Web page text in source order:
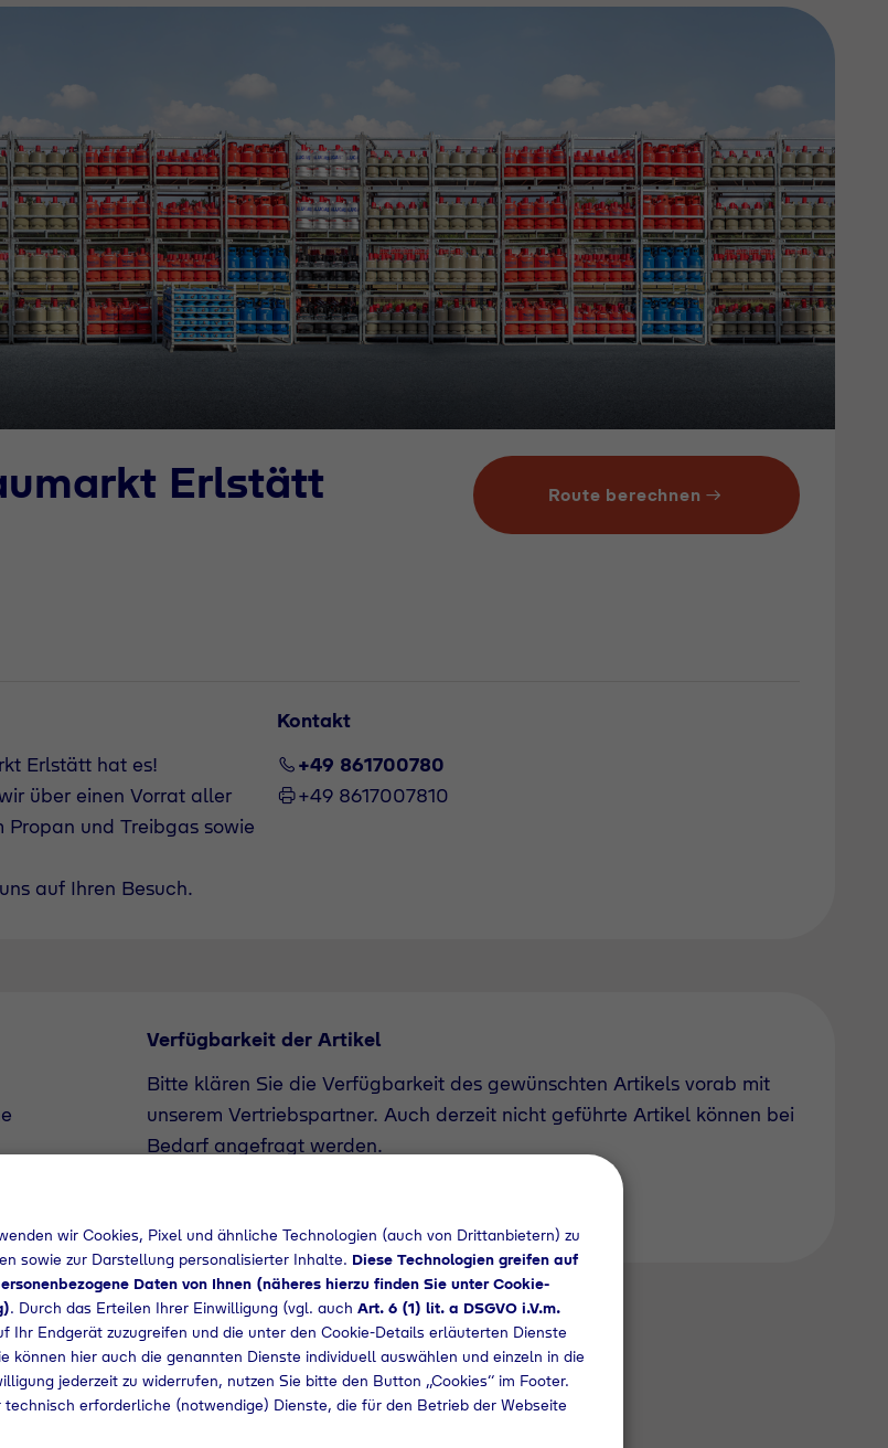
Erlstätt
Route berechnen
Erlstätt hat es!
über einen Vorrat aller
und Treibgas sowie
auf Ihren Besuch.
Kontakt
+49 861700780
+49 8617007810
Verfügbarkeit der Artikel
Bitte klären Sie die Verfügbarkeit des gewünschten Artikels vorab mit
unserem Vertriebspartner. Auch derzeit nicht geführte Artikel können bei
Bedarf angefragt werden.
wir Cookies, Pixel und ähnliche Technologien (auch von Drittanbietern) zu
sowie zur Darstellung personalisierter Inhalte. Diese Technologien greifen auf
Daten von Ihnen (näheres hierzu finden Sie unter Cookie-
). Durch das Erteilen Ihrer Einwilligung (vgl. auch Art. 6 (1) lit. a DSGVO i.V.m.
Ihr Endgerät zuzugreifen und die unter den Cookie-Details erläuterten Dienste
können hier auch die genannten Dienste individuell auswählen und einzeln in die
jederzeit zu widerrufen, nutzen Sie bitte den Button „Cookies“ im Footer.
erforderliche (notwendige) Dienste, die für den Betrieb der Webseite